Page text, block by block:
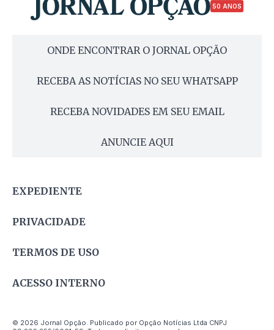
50 ANOS
ONDE ENCONTRAR O JORNAL OPÇÃO
RECEBA AS NOTÍCIAS NO SEU WHATSAPP
RECEBA NOVIDADES EM SEU EMAIL
ANUNCIE AQUI
EXPEDIENTE
PRIVACIDADE
TERMOS DE USO
ACESSO INTERNO
© 2026 Jornal Opção. Publicado por Opção Notícias Ltda CNPJ